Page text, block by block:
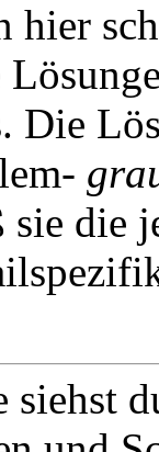
hier
die